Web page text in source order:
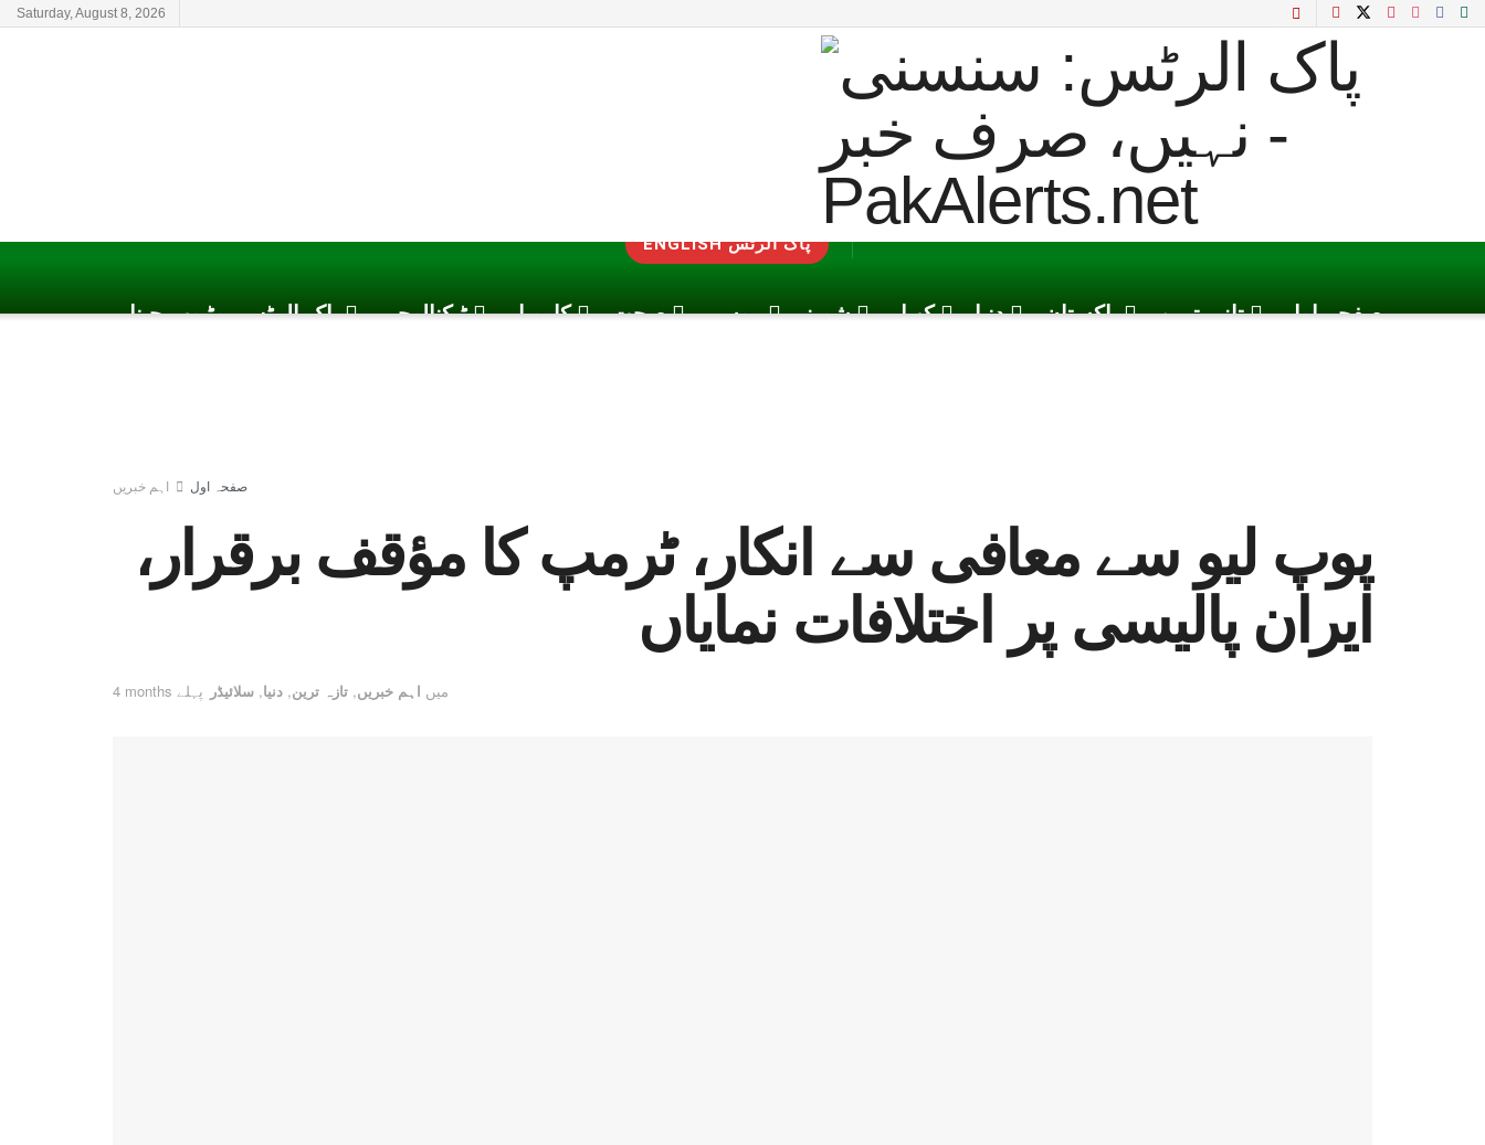
Saturday, August 8, 2026
ENGLISH پاک الرٹس
پاک الرٹس یوٹیوب چینل ٹیکنالوجی کاروبار صحت موسم شوبز کھیل دنیا پاکستان تازہ ترین صفحہ اول
صفحہ اول اہم خبریں
پوپ لیو سے معافی سے انکار، ٹرمپ کا مؤقف برقرار،
ایران پالیسی پر اختلافات نمایاں
4 months پہلے میں اہم خبریں, تازہ ترین, دنیا, سلائیڈر